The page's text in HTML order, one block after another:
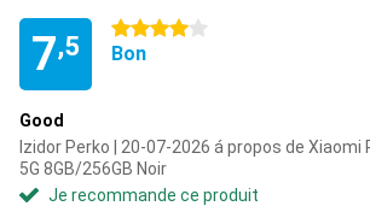
7,5
4 étoiles
Bon
Good
Izidor Perko | 20-07-2026 á propos de Xiaomi
5G 8GB/256GB Noir
Je recommande ce produit